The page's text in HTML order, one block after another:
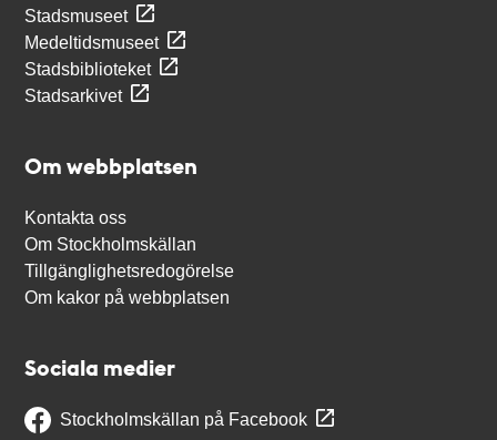
Stadsmuseet
Medeltidsmuseet
Stadsbiblioteket
Stadsarkivet
Om webbplatsen
Kontakta oss
Om Stockholmskällan
Tillgänglighetsredogörelse
Om kakor på webbplatsen
Sociala medier
Stockholmskällan på Facebook